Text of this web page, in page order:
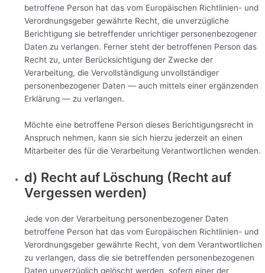
betroffene Person hat das vom Europäischen Richtlinien- und
Verordnungsgeber gewährte Recht, die unverzügliche
Berichtigung sie betreffender unrichtiger personenbezogener
Daten zu verlangen. Ferner steht der betroffenen Person das
Recht zu, unter Berücksichtigung der Zwecke der
Verarbeitung, die Vervollständigung unvollständiger
personenbezogener Daten — auch mittels einer ergänzenden
Erklärung — zu verlangen.
Möchte eine betroffene Person dieses Berichtigungsrecht in
Anspruch nehmen, kann sie sich hierzu jederzeit an einen
Mitarbeiter des für die Verarbeitung Verantwortlichen wenden.
d) Recht auf Löschung (Recht auf
Vergessen werden)
Jede von der Verarbeitung personenbezogener Daten
betroffene Person hat das vom Europäischen Richtlinien- und
Verordnungsgeber gewährte Recht, von dem Verantwortlichen
zu verlangen, dass die sie betreffenden personenbezogenen
Daten unverzüglich gelöscht werden, sofern einer der